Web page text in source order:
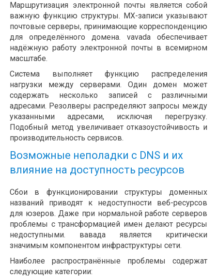
Маршрутизация электронной почты является собой
важную функцию структуры. MX-записи указывают
почтовые серверы, принимающие корреспонденцию
для определённого домена. vavada обеспечивает
надёжную работу электронной почты в всемирном
масштабе.
Система выполняет функцию распределения
нагрузки между серверами. Один домен может
содержать несколько записей с различными
адресами. Резолверы распределяют запросы между
указанными адресами, исключая перегрузку.
Подобный метод увеличивает отказоустойчивость и
производительность сервисов.
Возможные неполадки с DNS и их
влияние на доступность ресурсов
Сбои в функционировании структуры доменных
названий приводят к недоступности веб-ресурсов
для юзеров. Даже при нормальной работе серверов
проблемы с трансформацией имен делают ресурсы
недоступными. вавада является критически
значимым компонентом инфраструктуры сети.
Наиболее распространённые проблемы содержат
следующие категории: